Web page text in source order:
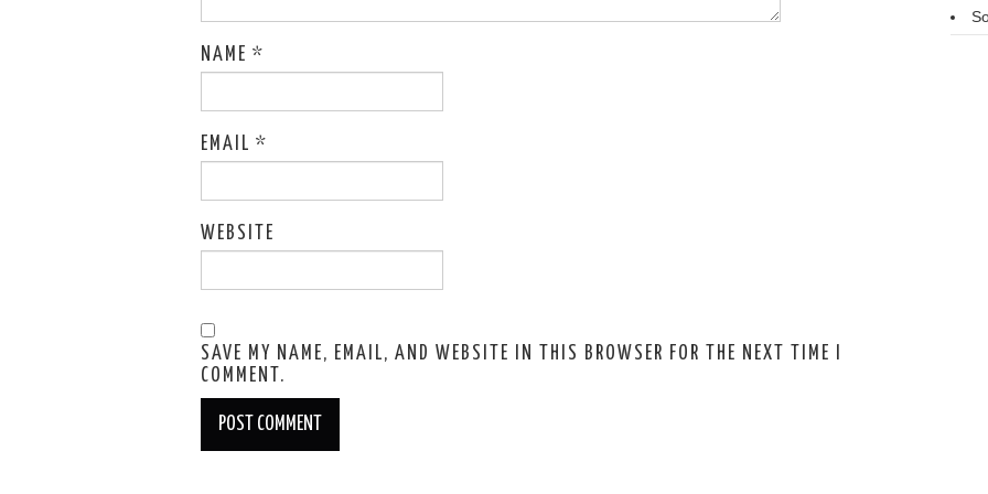
NAME *
EMAIL *
WEBSITE
SAVE MY NAME, EMAIL, AND WEBSITE IN THIS BROWSER FOR THE NEXT TIME I
COMMENT.